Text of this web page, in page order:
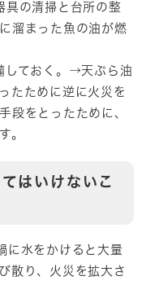
具の清掃と台所の整
溜まった魚の油が燃
しておく。→天ぷら油
たために逆に火災を
段をとったために、
。
はいけないこ
に水をかけると大量
散り、火災を拡大さ